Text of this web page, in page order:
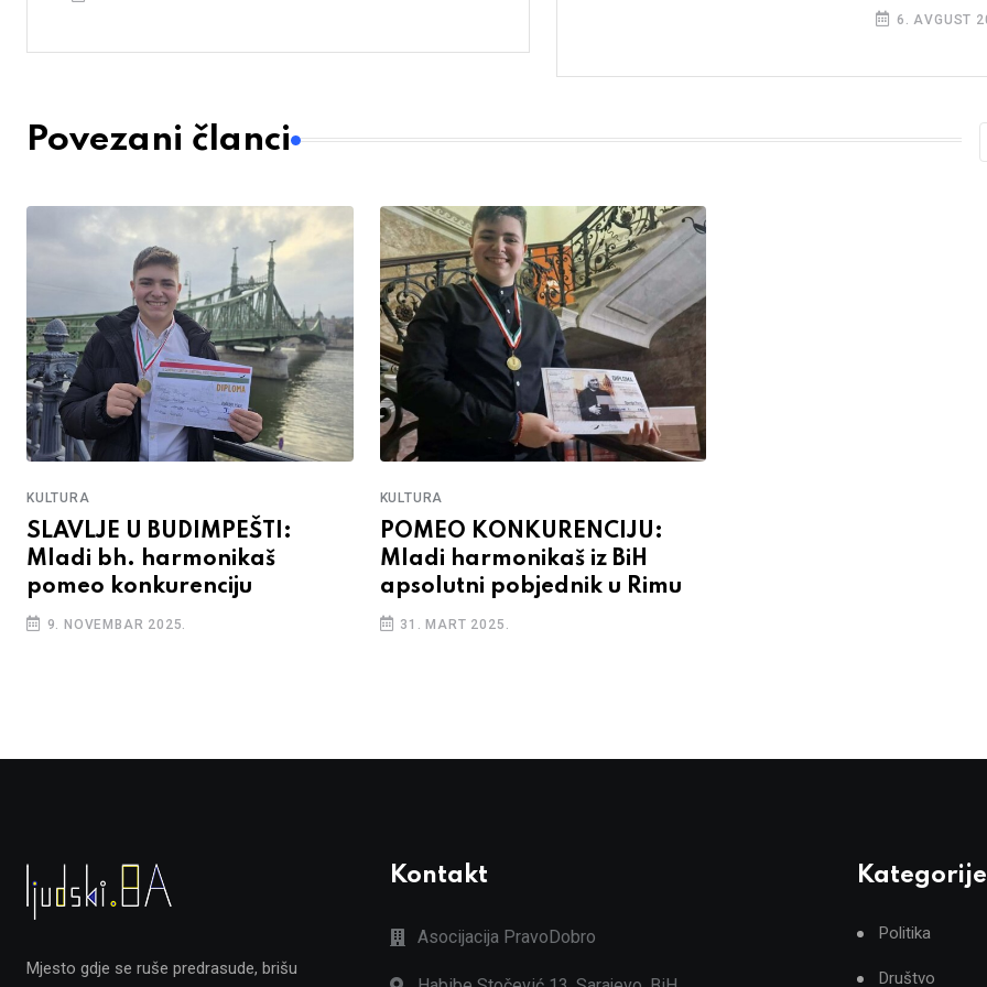
6. AVGUST
Povezani članci
KULTURA
SLAVLJE U BUDIMPEŠTI:
Mladi bh. harmonikaš
pomeo konkurenciju
9. NOVEMBAR 2025.
KULTURA
POMEO KONKURENCIJU:
Mladi harmonikaš iz BiH
apsolutni pobjednik u Rimu
31. MART 2025.
Mjesto gdje se ruše predrasude, brišu
Kontakt
Asocijacija PravoDobro
Kategorije
Politika
Društvo